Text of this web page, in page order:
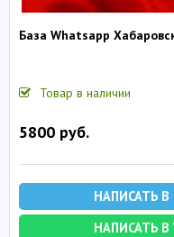
База Whatsapp
Товар в наличии
5800 руб.
НАПИСАТЬ В
НАПИСАТЬ В